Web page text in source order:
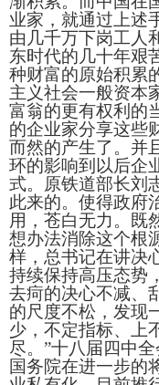
业家，就通过上述
由几千万下岗工人
东时代的几十年艰
种财富的原始积累
主义社会一般资本
富翁的更有权利的
的企业家分享这些
而然的产生了。并
环的影响到以后企
式。原铁道部长刘
此来的。使得政府
用，苍白无力。既
想办法消除这个根
样，总书记在讲决
持续保持高压态势
去疴的决心不减、
的尺度不松，发现
少，不定指标、上
尽。”十八届四中
国务院在进一步的